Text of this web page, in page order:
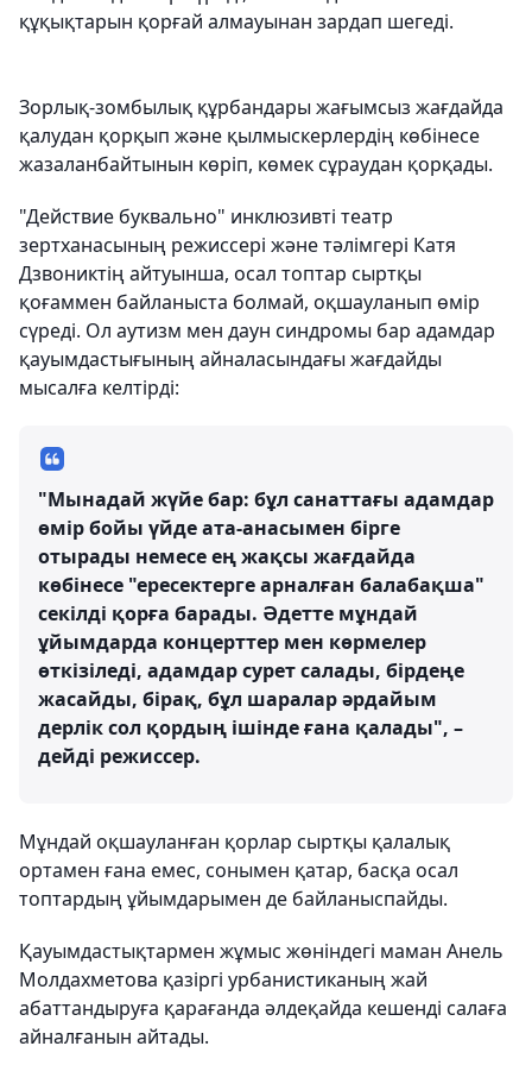
құқықтарын қорғай алмауынан зардап шегеді.
Зорлық-зомбылық құрбандары жағымсыз жағдайда
қалудан қорқып және қылмыскерлердің көбінесе
жазаланбайтынын көріп, көмек сұраудан қорқады.
"Действие буквально" инклюзивті театр
зертханасының режиссері және тәлімгері Катя
Дзвониктің айтуынша, осал топтар сыртқы
қоғаммен байланыста болмай, оқшауланып өмір
сүреді. Ол аутизм мен даун синдромы бар адамдар
қауымдастығының айналасындағы жағдайды
мысалға келтірді:
"Мынадай жүйе бар: бұл санаттағы адамдар
өмір бойы үйде ата-анасымен бірге
отырады немесе ең жақсы жағдайда
көбінесе "ересектерге арналған балабақша"
секілді қорға барады. Әдетте мұндай
ұйымдарда концерттер мен көрмелер
өткізіледі, адамдар сурет салады, бірдеңе
жасайды, бірақ, бұл шаралар әрдайым
дерлік сол қордың ішінде ғана қалады", –
дейді режиссер.
Мұндай оқшауланған қорлар сыртқы қалалық
ортамен ғана емес, сонымен қатар, басқа осал
топтардың ұйымдарымен де байланыспайды.
Қауымдастықтармен жұмыс жөніндегі маман Анель
Молдахметова қазіргі урбанистиканың жай
абаттандыруға қарағанда әлдеқайда кешенді салаға
айналғанын айтады.